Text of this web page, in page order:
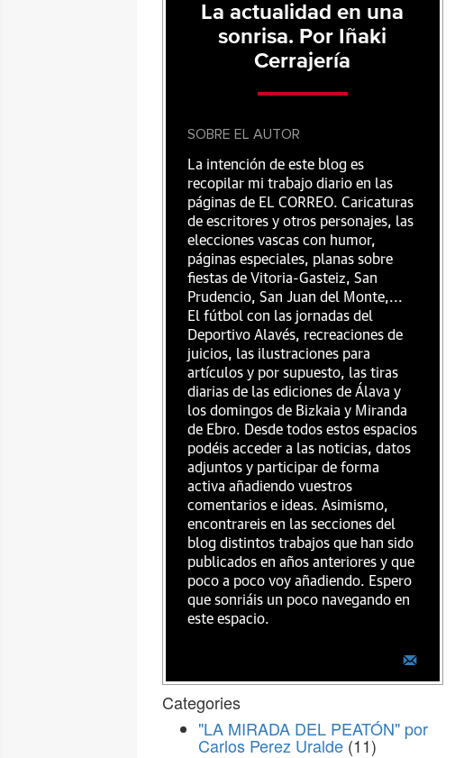
La actualidad en una
sonrisa. Por Iñaki
Cerrajería
SOBRE EL AUTOR
La intención de este blog es
recopilar mi trabajo diario en las
páginas de EL CORREO. Caricaturas
de escritores y otros personajes, las
elecciones vascas con humor,
páginas especiales, planas sobre
fiestas de Vitoria-Gasteiz, San
Prudencio, San Juan del Monte,...
El fútbol con las jornadas del
Deportivo Alavés, recreaciones de
juicios, las ilustraciones para
artículos y por supuesto, las tiras
diarias de las ediciones de Álava y
los domingos de Bizkaia y Miranda
de Ebro. Desde todos estos espacios
podéis acceder a las noticias, datos
adjuntos y participar de forma
activa añadiendo vuestros
comentarios e ideas. Asimismo,
encontrareis en las secciones del
blog distintos trabajos que han sido
publicados en años anteriores y que
poco a poco voy añadiendo. Espero
que sonriáis un poco navegando en
este espacio.
Categories
"LA MIRADA DEL PEATÓN" por
Carlos Perez Uralde (11)